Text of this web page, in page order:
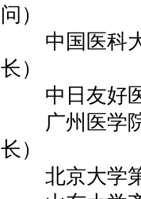
问）
中国医科大
长）
中日友好医
广州医学院
长）
北京大学第